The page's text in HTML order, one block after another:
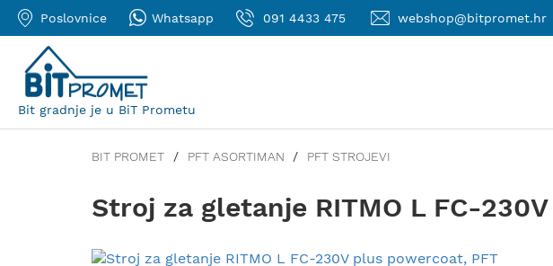
Poslovnice Whatsapp 091 4433 475 webshop@bitpromet.hr
Bit gradnje je u BiT Prometu
BIT PROMET PFT ASORTIMAN PFT STROJEVI
Stroj za gletanje RITMO L FC-